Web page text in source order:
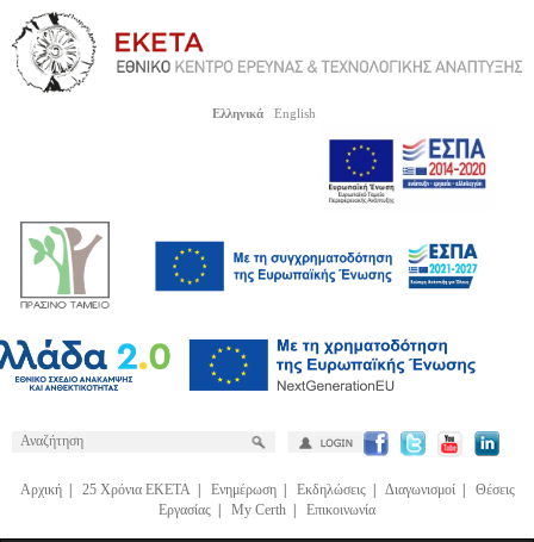
Ελληνικά English
Αρχική| 25 Χρόνια ΕΚΕΤΑ| Ενημέρωση| Εκδηλώσεις| Διαγωνισμοί| Θέσεις
Εργασίας
My Certh Επικοινωνία